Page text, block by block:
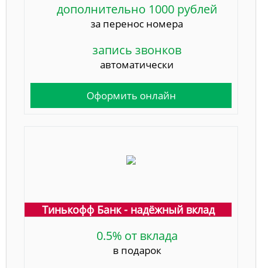
дополнительно 1000 рублей
за перенос номера
запись звонков
автоматически
Оформить онлайн
Тинькофф Банк - надёжный вклад
0.5% от вклада
в подарок